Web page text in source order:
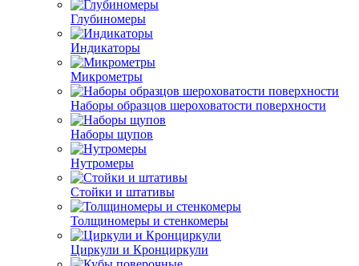
Глубиномеры
Индикаторы
Микрометры
Наборы образцов шероховатости поверхности
Наборы щупов
Нутромеры
Стойки и штативы
Толщиномеры и стенкомеры
Циркули и Кронциркули